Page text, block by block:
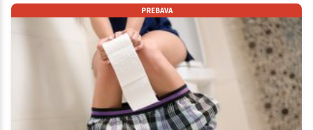
PREBAVA